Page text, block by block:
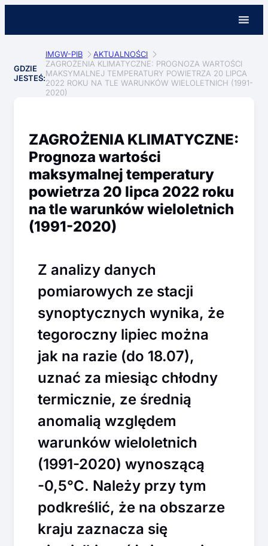
GDZIE
JESTEŚ:
IMGW-PIB
AKTUALNOŚCI
ZAGROŻENIA KLIMATYCZNE: PROGNOZA WARTOŚCI
MAKSYMALNEJ TEMPERATURY POWIETRZA 20 LIPCA
2022 ROKU NA TLE WARUNKÓW WIELOLETNICH (1991-
2020)
ZAGROŻENIA KLIMATYCZNE:
Prognoza wartości
maksymalnej temperatury
powietrza 20 lipca 2022 roku
na tle warunków wieloletnich
(1991-2020)
Z analizy danych
pomiarowych ze stacji
synoptycznych wynika, że
tegoroczny lipiec można
jak na razie (do 18.07),
uznać za miesiąc chłodny
termicznie, ze średnią
anomalią względem
warunków wieloletnich
(1991-2020) wynoszącą
-0,5°C. Należy przy tym
podkreślić, że na obszarze
kraju zaznacza się